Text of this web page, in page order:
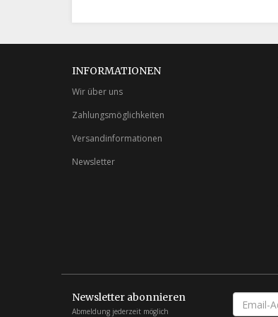
INFORMATIONEN
Wir über uns
Zahlungsmöglichkeiten
Versandinformationen
Newsletter
Newsletter abonnieren
Abmeldung jederzeit möglich
EMAIL-
ADRESSE